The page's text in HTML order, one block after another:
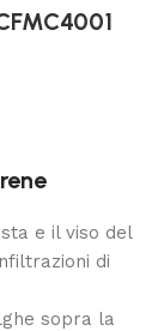
e il viso del
di
sopra la